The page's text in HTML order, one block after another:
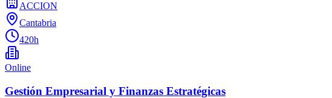
ACCION
Cantabria
420h
Online
Gestión Empresarial y Finanzas Estratégicas